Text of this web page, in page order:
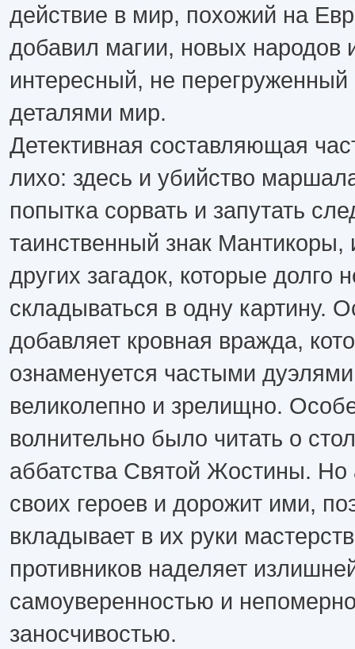
действие в мир, похожий на
добавил магии, новых народов
интересный, не
деталями мир.
Детективная составляющая
лихо: здесь и убийство
попытка сорвать и запутать
таинственный знак Мантикоры,
других загадок, которые долго
складываться в одну картину.
добавляет кровная вражда,
ознаменуется частыми
великолепно и зрелищно.
волнительно было читать о
аббатства Святой Жостины. Но
своих героев и дорожит ими,
вкладывает в их руки
противников наделяет
самоуверенностью и
заносчивостью.